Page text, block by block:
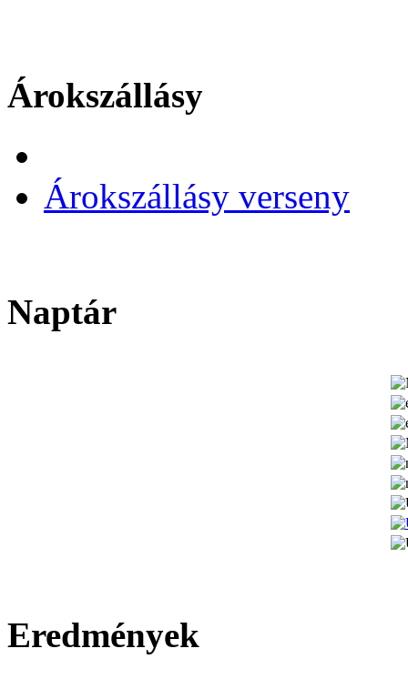
Árokszállásy
Árokszállásy verseny
Naptár
Eredmények